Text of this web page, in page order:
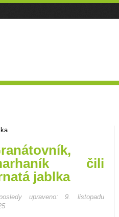
čili
jablka
upraveno:9. listopadu